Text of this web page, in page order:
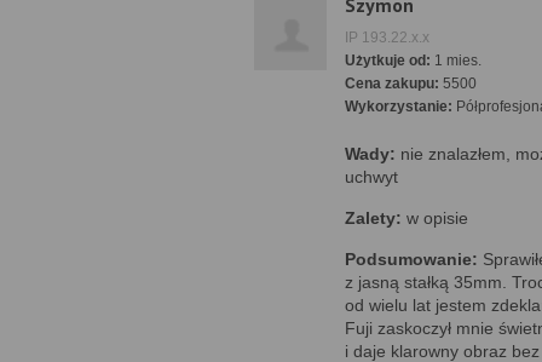
Szymon
IP 193.22.x.x
Użytkuje od: 1 mies.
Cena zakupu: 5500
Wykorzystanie:
Wady: nie znalazłem,
uchwyt
Zalety: w opisie
Podsumowanie:
z jasną stałką 35mm.
od wielu lat jestem
Fuji zaskoczył mnie
i daje klarowny obraz